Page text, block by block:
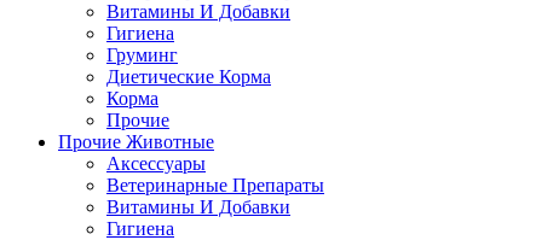
Витамины И Добавки
Гигиена
Груминг
Диетические Корма
Корма
Прочие
Прочие Животные
Аксессуары
Ветеринарные Препараты
Витамины И Добавки
Гигиена